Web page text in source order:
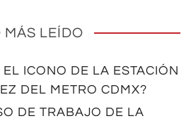
MÁS LEÍDO
ICONO DE LA ESTACIÓN
DEL METRO CDMX?
DE TRABAJO DE LA